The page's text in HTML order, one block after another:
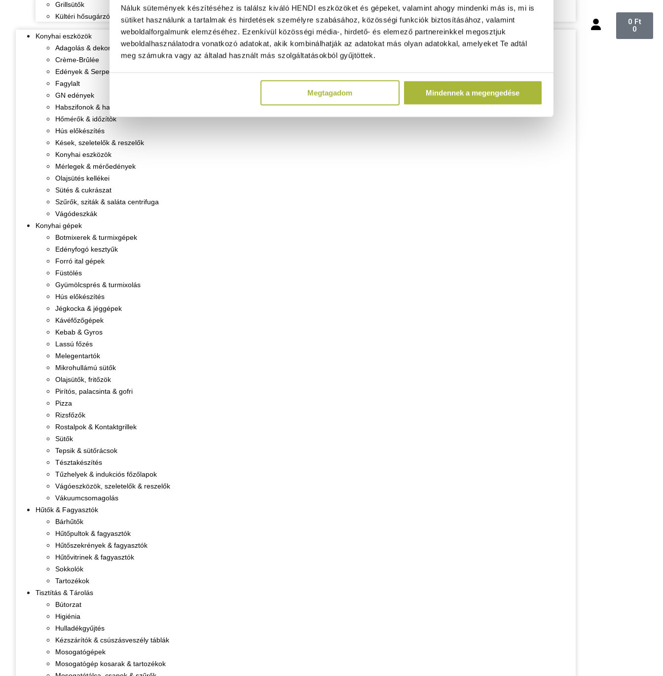
Náluk sütemények készítéséhez is találsz kiváló HENDI eszközöket és gépeket, valamint ahogy mindenki más is, mi is
sütiket használunk a tartalmak és hirdetések személyre szabásához, közösségi funkciók biztosításához, valamint
weboldalforgalmunk elemzéséhez. Ezenkívül közösségi média-, hirdető- és elemező partnereinkkel megosztjuk
weboldalhasználatodra vonatkozó adatokat, akik kombinálhatják az adatokat más olyan adatokkal, amelyeket Te adtál
meg számukra vagy az általad használt más szolgáltatásokból gyűjtöttek.
Megtagadom Mindennek a megengedése
Grillsütők
Kültéri hősugárzók
Konyhai eszközök
Adagolás & dekorálás
Crème-Brûlée
Edények & Serpenyők
Fagylalt
GN edények
Habszifonok & habpatronok
Hőmérők & időzítők
Hús előkészítés
Kések, szeletelők & reszelők
Konyhai eszközök
Mérlegek & mérőedények
Olajsütés kellékei
Sütés & cukrászat
Szűrők, sziták & saláta centrifuga
Vágódeszkák
Konyhai gépek
Botmixerek & turmixgépek
Edényfogó kesztyűk
Forró ital gépek
Füstölés
Gyümölcsprés & turmixolás
Hús előkészítés
Jégkocka & jéggépek
Kávéfőzőgépek
Kebab & Gyros
Lassú főzés
Melegentartók
Mikrohullámú sütők
Olajsütők, fritőzök
Pirítós, palacsinta & gofri
Pizza
Rizsfőzők
Rostalpok & Kontaktgrillek
Sütők
Tepsik & sütőrácsok
Tésztakészítés
Tűzhelyek & indukciós főzőlapok
Vágóeszközök, szeletelők & reszelők
Vákuumcsomagolás
Hűtők & Fagyasztók
Bárhűtők
Hűtőpultok & fagyasztók
Hűtőszekrények & fagyasztók
Hűtővitrinek & fagyasztók
Sokkolók
Tartozékok
Tisztítás & Tárolás
Bútorzat
Higiénia
Hulladékgyűjtés
Kézszárítók & csúszásveszély táblák
Mosogatógépek
Mosogatógép kosarak & tartozékok
0 Ft
0